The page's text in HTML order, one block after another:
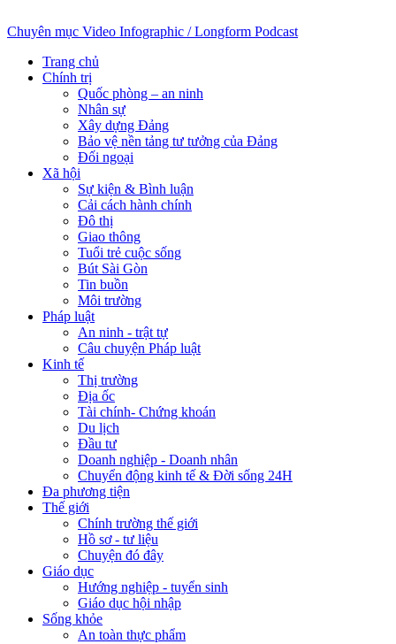
Chuyên mục Video Infographic / Longform Podcast
Trang chủ
Chính trị
Quốc phòng – an ninh
Nhân sự
Xây dựng Đảng
Bảo vệ nền tảng tư tưởng của Đảng
Đối ngoại
Xã hội
Sự kiện & Bình luận
Cải cách hành chính
Đô thị
Giao thông
Tuổi trẻ cuộc sống
Bút Sài Gòn
Tin buồn
Môi trường
Pháp luật
An ninh - trật tự
Câu chuyện Pháp luật
Kinh tế
Thị trường
Địa ốc
Tài chính- Chứng khoán
Du lịch
Đầu tư
Doanh nghiệp - Doanh nhân
Chuyển động kinh tế & Đời sống 24H
Đa phương tiện
Thế giới
Chính trường thế giới
Hồ sơ - tư liệu
Chuyện đó đây
Giáo dục
Hướng nghiệp - tuyển sinh
Giáo dục hội nhập
Sống khỏe
An toàn thực phẩm